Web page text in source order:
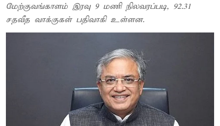
மேற்குவங்காளம் இரவு 9 மணி நிலவரப்படி, 92.31
சதவீத வாக்குகள் பதிவாகி உள்ளன.